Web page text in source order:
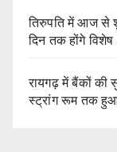
तिरुपति में आज से
दिन तक होंगे विशेष
रायगढ़ में बैंकों की
स्ट्रांग रूम तक